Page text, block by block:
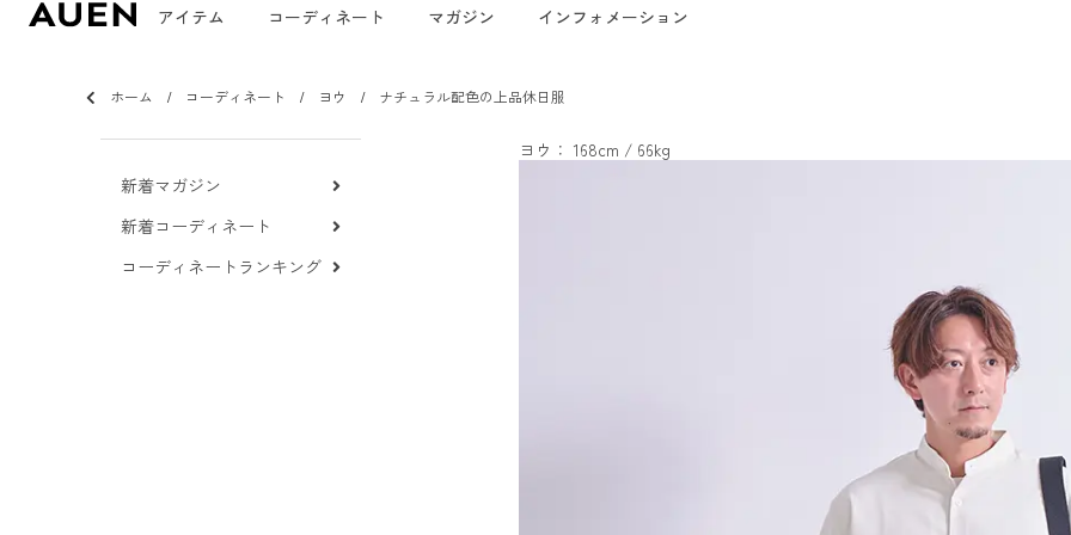
アイテム コーディネート マガジン インフォメーション
ホーム コーディネート ヨウ ナチュラル配色の上品休日服
新着マガジン
新着コーディネート
コーディネートランキング
ヨウ： 168cm / 66kg